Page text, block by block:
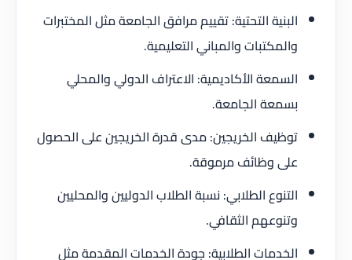
البنية التحتية: تقييم مرافق الجامعة مثل المختبرات
والمكتبات والمباني التعليمية.
السمعة الأكاديمية: الاعتراف الدولي والمحلي
بسمعة الجامعة.
توظيف الخريجين: مدى قدرة الخريجين على الحصول
على وظائف مرموقة.
التنوع الطلابي: نسبة الطلاب الدوليين والمحليين
وتنوعهم الثقافي.
الخدمات الطلابية: جودة الخدمات المقدمة مثل